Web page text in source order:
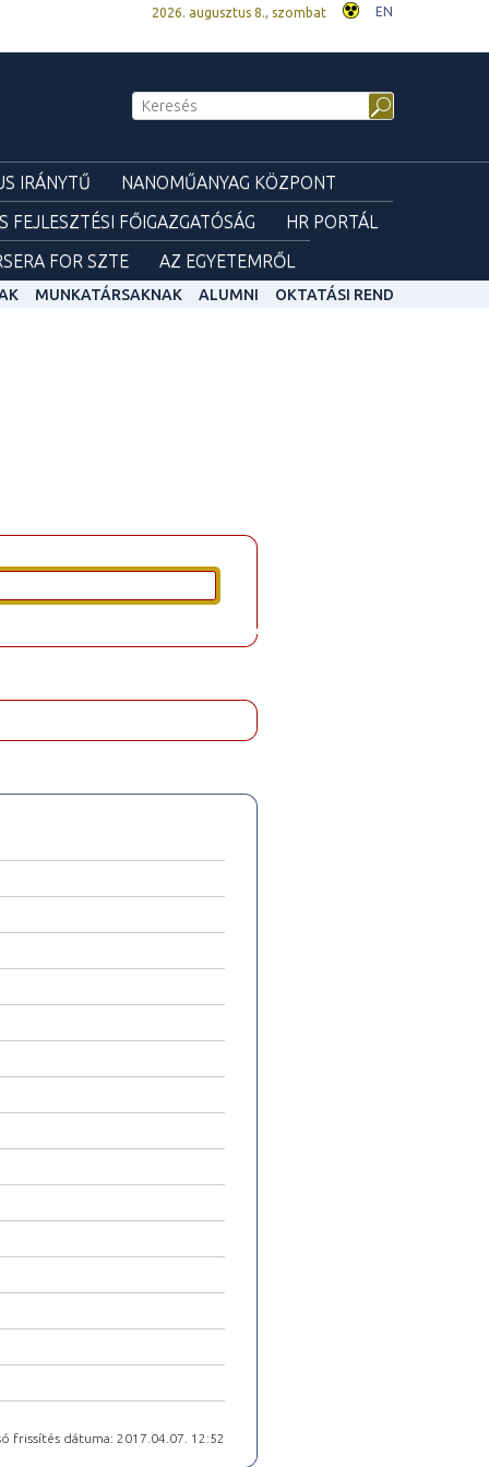
2026. augusztus 8., szombat EN
IRÁNYTŰ
NANOMŰANYAG KÖZPONT
FEJLESZTÉSI FŐIGAZGATÓSÁG
HR PORTÁL
FOR SZTE AZ EGYETEMRŐL
MUNKATÁRSAKNAK ALUMNI OKTATÁSI REND
frissítés dátuma: 2017.04.07. 12:52